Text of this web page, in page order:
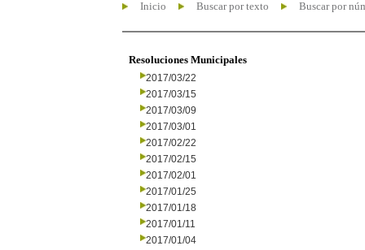
Inicio Buscar por texto Buscar por
Resoluciones Municipales
2017/03/22
2017/03/15
2017/03/09
2017/03/01
2017/02/22
2017/02/15
2017/02/01
2017/01/25
2017/01/18
2017/01/11
2017/01/04